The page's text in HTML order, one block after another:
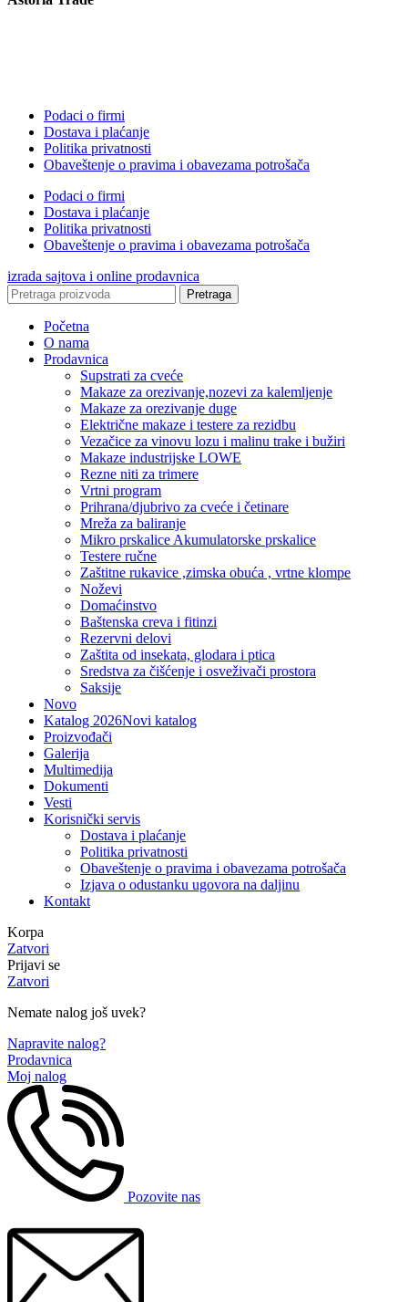
Podaci o firmi
Dostava i plaćanje
Politika privatnosti
Obaveštenje o pravima i obavezama potrošača
Podaci o firmi
Dostava i plaćanje
Politika privatnosti
Obaveštenje o pravima i obavezama potrošača
izrada sajtova i online prodavnica
Pretraga
Početna
O nama
Prodavnica
Supstrati za cveće
Makaze za orezivanje,nozevi za kalemljenje
Makaze za orezivanje duge
Električne makaze i testere za rezidbu
Vezačice za vinovu lozu i malinu trake i bužiri
Makaze industrijske LOWE
Rezne niti za trimere
Vrtni program
Prihrana/djubrivo za cveće i četinare
Mreža za baliranje
Mikro prskalice Akumulatorske prskalice
Testere ručne
Zaštitne rukavice ,zimska obuća , vrtne klompe
Noževi
Domaćinstvo
Baštenska creva i fitinzi
Rezervni delovi
Zaštita od insekata, glodara i ptica
Sredstva za čišćenje i osveživači prostora
Saksije
Novo
Katalog 2026Novi katalog
Proizvođači
Galerija
Multimedija
Dokumenti
Vesti
Korisnički servis
Dostava i plaćanje
Politika privatnosti
Obaveštenje o pravima i obavezama potrošača
Izjava o odustanku ugovora na daljinu
Kontakt
Korpa
Zatvori
Prijavi se
Zatvori
Nemate nalog još uvek?
Napravite nalog?
Prodavnica
Moj nalog
Pozovite nas